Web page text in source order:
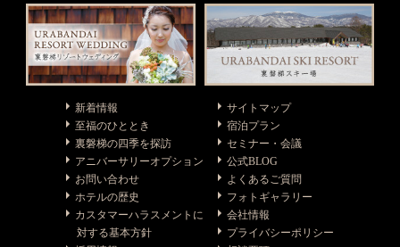
新着情報
至福のひととき
裏磐梯の四季を探訪
アニバーサリーオプション
お問い合わせ
ホテルの歴史
カスタマーハラスメントに
対する基本方針
サイトマップ
宿泊プラン
セミナー・会議
公式BLOG
よくあるご質問
フォトギャラリー
会社情報
プライバシーポリシー